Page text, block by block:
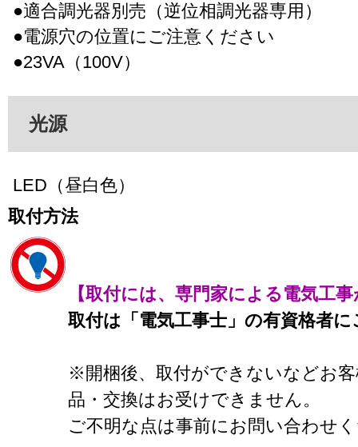
●適合調光器別売（逆位相調光器専用）
●電源穴の位置にご注意ください
●23VA（100V）
光源
LED（昼白色）
取付方法
【取付には、専門家による電気工
取付は「電気工事士」の有資格者
※開梱後、取付ができないなどお
品・交換はお受けできません。
ご不明な点は事前にお問い合わせ